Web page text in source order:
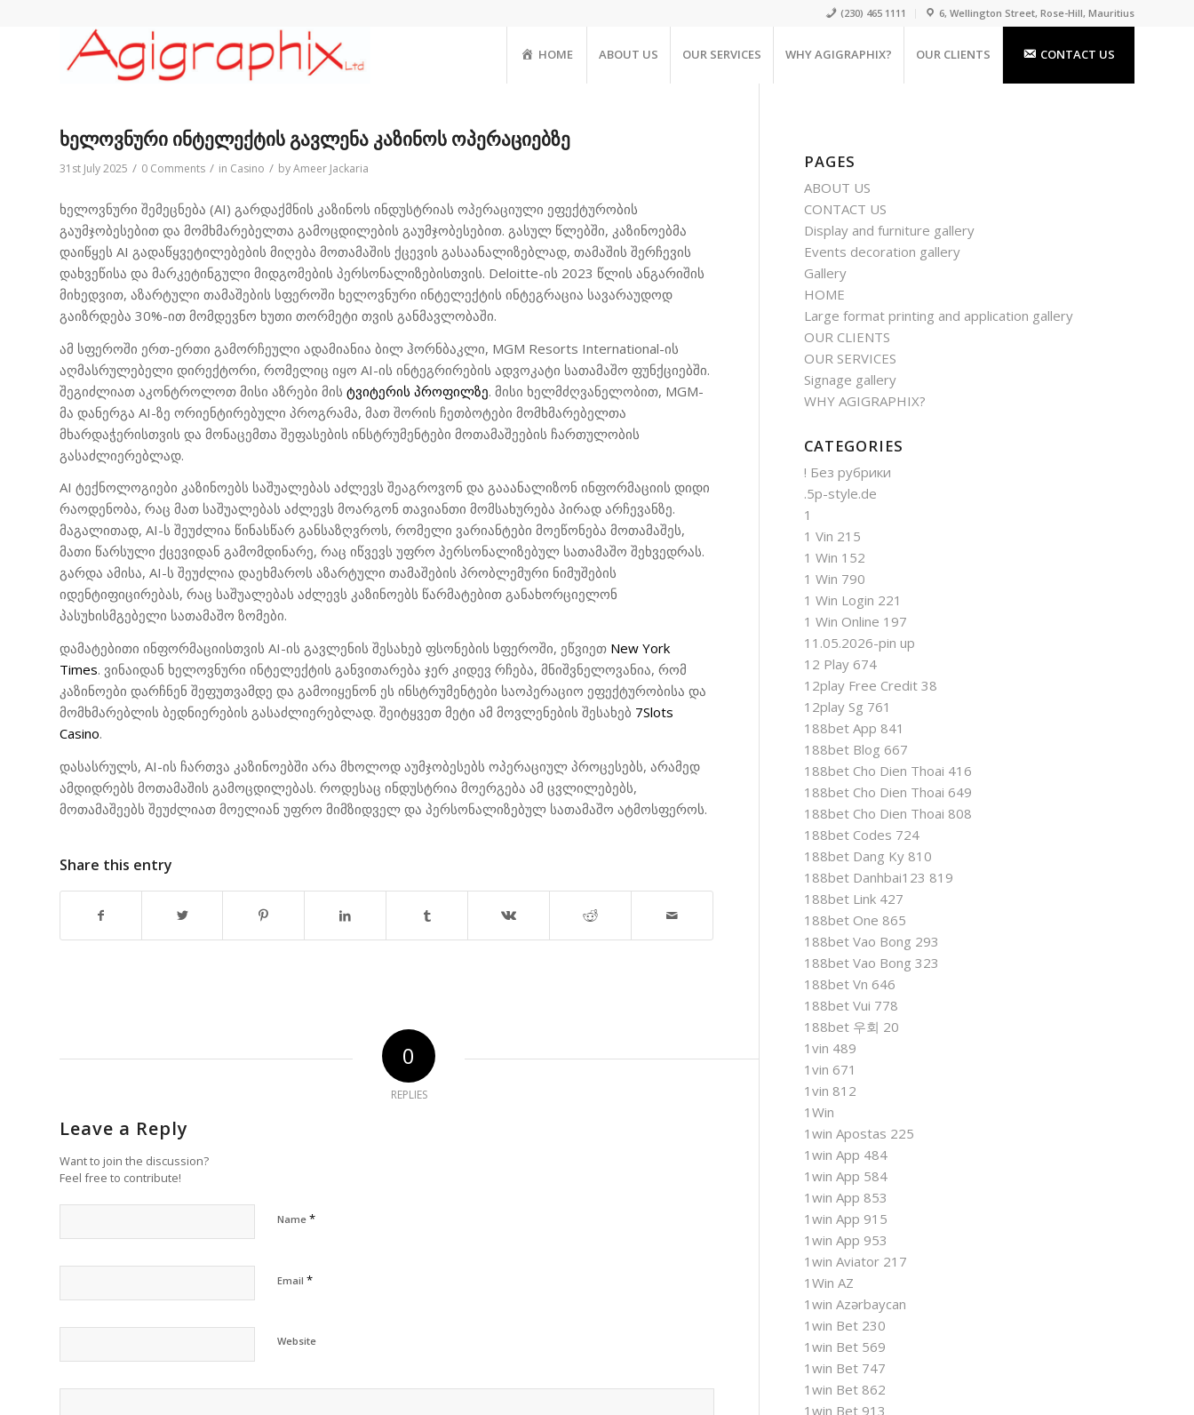
(230) 465 1111 6, Wellington Street, Rose-Hill, Mauritius
HOME ABOUT US OUR SERVICES WHY AGIGRAPHIX? OUR CLIENTS CONTACT US
ხელოვნური ინტელექტის გავლენა კაზინოს ოპერაციებზე
31st July 2025 / 0 Comments / in Casino / byAmeer Jackaria
ხელოვნური შემეცნება (AI) გარდაქმნის კაზინოს ინდუსტრიას ოპერაციული ეფექტურობის
გაუმჯობესებით და მომხმარებელთა გამოცდილების გაუმჯობესებით. გასულ წლებში, კაზინოებმა
დაიწყეს AI გადაწყვეტილებების მიღება მოთამაშის ქცევის გასაანალიზებლად, თამაშის შერჩევის
დახვეწისა და მარკეტინგული მიდგომების პერსონალიზებისთვის. Deloitte-ის 2023 წლის ანგარიშის
მიხედვით, აზარტული თამაშების სფეროში ხელოვნური ინტელექტის ინტეგრაცია სავარაუდოდ
გაიზრდება 30%-ით მომდევნო ხუთი თორმეტი თვის განმავლობაში.
ამ სფეროში ერთ-ერთი გამორჩეული ადამიანია ბილ ჰორნბაკლი, MGM Resorts International-ის
აღმასრულებელი დირექტორი, რომელიც იყო AI-ის ინტეგრირების ადვოკატი სათამაშო ფუნქციებში.
შეგიძლიათ აკონტროლოთ მისი აზრები მის ტვიტერის პროფილზე. მისი ხელმძღვანელობით, MGM-
მა დანერგა AI-ზე ორიენტირებული პროგრამა, მათ შორის ჩეთბოტები მომხმარებელთა
მხარდაჭერისთვის და მონაცემთა შეფასების ინსტრუმენტები მოთამაშეების ჩართულობის
გასაძლიერებლად.
AI ტექნოლოგიები კაზინოებს საშუალებას აძლევს შეაგროვონ და გააანალიზონ ინფორმაციის დიდი
რაოდენობა, რაც მათ საშუალებას აძლევს მოარგონ თავიანთი მომსახურება პირად არჩევანზე.
მაგალითად, AI-ს შეუძლია წინასწარ განსაზღვროს, რომელი ვარიანტები მოეწონება მოთამაშეს,
მათი წარსული ქცევიდან გამომდინარე, რაც იწვევს უფრო პერსონალიზებულ სათამაშო შეხვედრას.
გარდა ამისა, AI-ს შეუძლია დაეხმაროს აზარტული თამაშების პრობლემური ნიმუშების
იდენტიფიცირებას, რაც საშუალებას აძლევს კაზინოებს წარმატებით განახორციელონ
პასუხისმგებელი სათამაშო ზომები.
დამატებითი ინფორმაციისთვის AI-ის გავლენის შესახებ ფსონების სფეროში, ეწვიეთ New York
Times. ვინაიდან ხელოვნური ინტელექტის განვითარება ჯერ კიდევ რჩება, მნიშვნელოვანია, რომ
კაზინოები დარჩნენ შეფუთვამდე და გამოიყენონ ეს ინსტრუმენტები საოპერაციო ეფექტურობისა და
მომხმარებლის ბედნიერების გასაძლიერებლად. შეიტყვეთ მეტი ამ მოვლენების შესახებ 7Slots
Casino.
დასასრულს, AI-ის ჩართვა კაზინოებში არა მხოლოდ აუმჯობესებს ოპერაციულ პროცესებს, არამედ
ამდიდრებს მოთამაშის გამოცდილებას. როდესაც ინდუსტრია მოერგება ამ ცვლილებებს,
მოთამაშეებს შეუძლიათ მოელიან უფრო მიმზიდველ და პერსონალიზებულ სათამაშო ატმოსფეროს.
Share this entry
0
REPLIES
Leave a Reply
Want to join the discussion?
Feel free to contribute!
Name *
Email *
Website
PAGES
ABOUT US
CONTACT US
Display and furniture gallery
Events decoration gallery
Gallery
HOME
Large format printing and application gallery
OUR CLIENTS
OUR SERVICES
Signage gallery
WHY AGIGRAPHIX?
CATEGORIES
! Без рубрики
.5p-style.de
1
1 Vin 215
1 Win 152
1 Win 790
1 Win Login 221
1 Win Online 197
11.05.2026-pin up
12 Play 674
12play Free Credit 38
12play Sg 761
188bet App 841
188bet Blog 667
188bet Cho Dien Thoai 416
188bet Cho Dien Thoai 649
188bet Cho Dien Thoai 808
188bet Codes 724
188bet Dang Ky 810
188bet Danhbai123 819
188bet Link 427
188bet One 865
188bet Vao Bong 293
188bet Vao Bong 323
188bet Vn 646
188bet Vui 778
188bet 우회 20
1vin 489
1vin 671
1vin 812
1Win
1win Apostas 225
1win App 484
1win App 584
1win App 853
1win App 915
1win App 953
1win Aviator 217
1Win AZ
1win Azərbaycan
1win Bet 230
1win Bet 569
1win Bet 747
1win Bet 862
1win Bet 913